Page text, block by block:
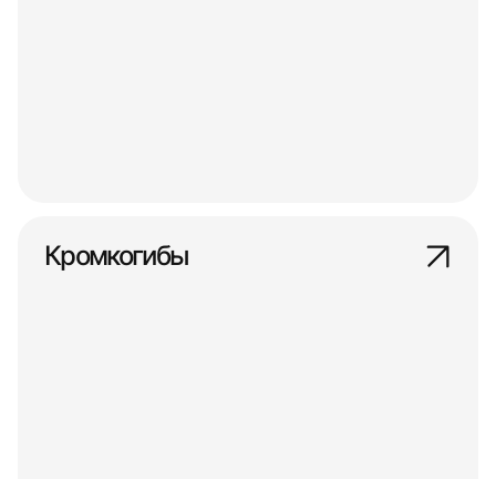
Кромкогибы